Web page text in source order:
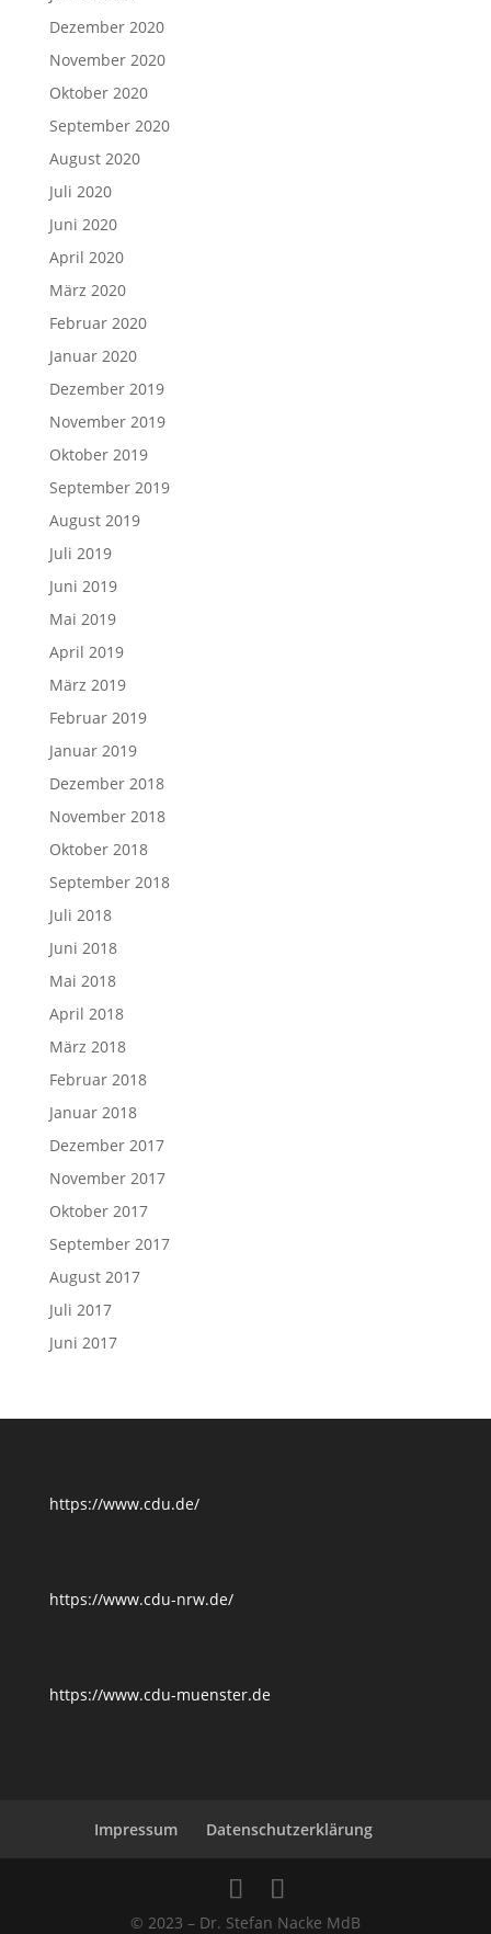
Dezember 2020
November 2020
Oktober 2020
September 2020
August 2020
Juli 2020
Juni 2020
April 2020
März 2020
Februar 2020
Januar 2020
Dezember 2019
November 2019
Oktober 2019
September 2019
August 2019
Juli 2019
Juni 2019
Mai 2019
April 2019
März 2019
Februar 2019
Januar 2019
Dezember 2018
November 2018
Oktober 2018
September 2018
Juli 2018
Juni 2018
Mai 2018
April 2018
März 2018
Februar 2018
Januar 2018
Dezember 2017
November 2017
Oktober 2017
September 2017
August 2017
Juli 2017
Juni 2017
https://www.cdu.de/
https://www.cdu-nrw.de/
https://www.cdu-muenster.de
Impressum Datenschutzerklärung
© 2023 – Dr. Stefan Nacke MdB